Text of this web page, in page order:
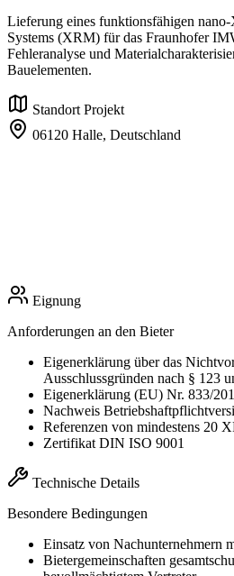
Lieferung eines funktionsfähigen
Systems (XRM) für das Fraunhofer
Fehleranalyse und
Bauelementen.
Standort Projekt
06120 Halle, Deutschland
Eignung
Anforderungen an den Bieter
Eigenerklärung über das
Ausschlussgründen nach § 123
Eigenerklärung (EU) Nr. 833/
Nachweis
Referenzen von mindestens 20
Zertifikat DIN ISO 9001
Technische Details
Besondere Bedingungen
Einsatz von Nachunternehmern
Bietergemeinschaften